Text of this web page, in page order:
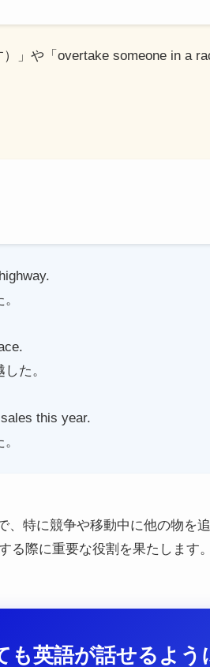
」や「overtake someone in a
た。
this year.
、特に競争や移動中に他の物を
る際に重要な役割を果たします。
も英語が話せるよう